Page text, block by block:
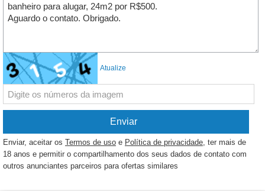
Atualize
Enviar, aceitar os Termos de uso e Política de privacidade, ter mais de
18 anos e permitir o compartilhamento dos seus dados de contato com
outros anunciantes parceiros para ofertas similares